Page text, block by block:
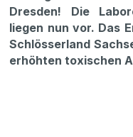
Dresden! Die
liegen nun vor. Das
Schlösserland
erhöhten toxischen